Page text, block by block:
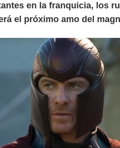
en la franquicia, los
el próximo amo del